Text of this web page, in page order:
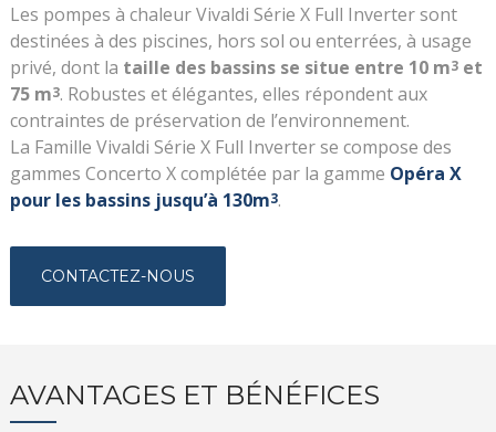
Les pompes à chaleur Vivaldi Série X Full Inverter sont
destinées à des piscines, hors sol ou enterrées, à usage
privé, dont la taille des bassins se situe entre 10 m3et
75 m3. Robustes et élégantes, elles répondent aux
contraintes de préservation de l’environnement.
La Famille Vivaldi Série X Full Inverter se compose des
gammes Concerto X complétée par la gamme Opéra X
pour les bassins jusqu’à 130m3.
CONTACTEZ-NOUS
AVANTAGES ET BÉNÉFICES